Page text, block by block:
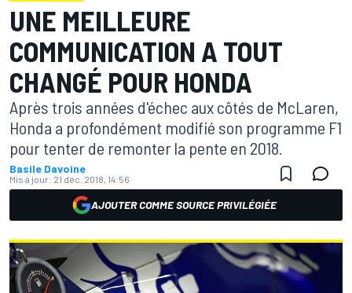
UNE MEILLEURE
COMMUNICATION A TOUT
CHANGÉ POUR HONDA
Après trois années d'échec aux côtés de McLaren,
Honda a profondément modifié son programme F1
pour tenter de remonter la pente en 2018.
Basile Davoine
Mis à jour: 21 déc. 2018, 14:56
AJOUTER COMME SOURCE PRIVILÉGIÉE